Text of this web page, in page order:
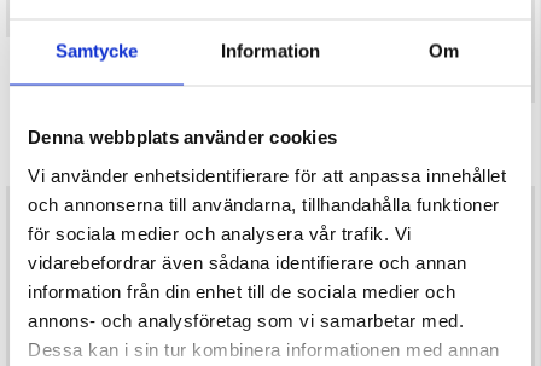
Samtycke Information Om
Denna webbplats använder cookies
Vi använder enhetsidentifierare för att anpassa innehållet
och annonserna till användarna, tillhandahålla funktioner
för sociala medier och analysera vår trafik. Vi
vidarebefordrar även sådana identifierare och annan
information från din enhet till de sociala medier och
annons- och analysföretag som vi samarbetar med.
Dessa kan i sin tur kombinera informationen med annan
TRÄMUGG 40 CL
299 kr